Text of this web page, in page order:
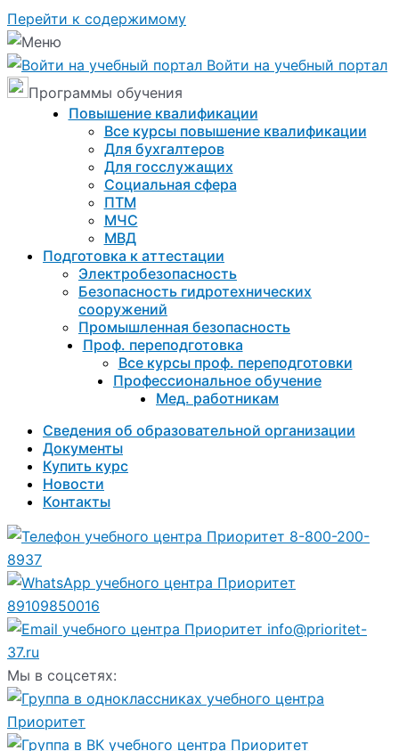
Перейти к содержимому
Войти на учебный портал
Программы обучения
Повышение квалификации
Все курсы повышение квалификации
Для бухгалтеров
Для госслужащих
Социальная сфера
ПТМ
МЧС
МВД
Подготовка к aттестации
Электробезопасность
Безопасность гидротехнических
сооружений
Промышленная безопасность
Проф. переподготовка
Все курсы проф. переподготовки
Профессиональное обучение
Мед. работникам
Сведения об образовательной организации
Документы
Купить курс
Новости
Контакты
8-800-200-
8937
89109850016
info@prioritet-
37.ru
Мы в соцсетях: